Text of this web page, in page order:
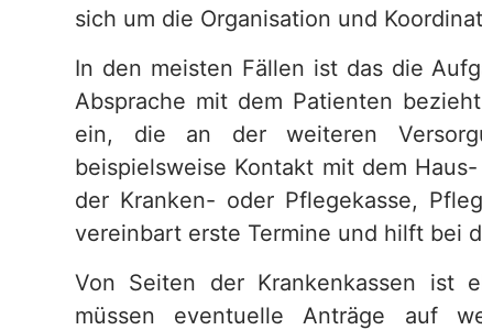
sich um die Organisation und
In den meisten Fällen ist das die
Absprache mit dem Patienten
ein, die an der weiteren
beispielsweise Kontakt mit dem
der Kranken- oder Pflegekasse,
vereinbart erste Termine und hilft bei
Von Seiten der Krankenkassen ist
müssen eventuelle Anträge auf